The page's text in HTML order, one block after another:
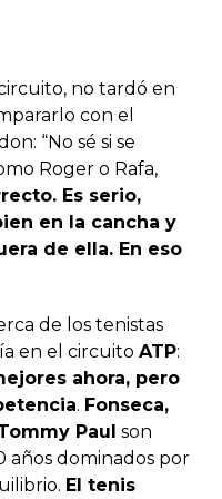
no tardó en
con el
“No sé si se
Roger o Rafa,
Es serio,
en la cancha y
de ella. En eso
de los tenistas
en el circuito ATP:
ahora, pero
. Fonseca,
Paul son
años dominados por
El tenis